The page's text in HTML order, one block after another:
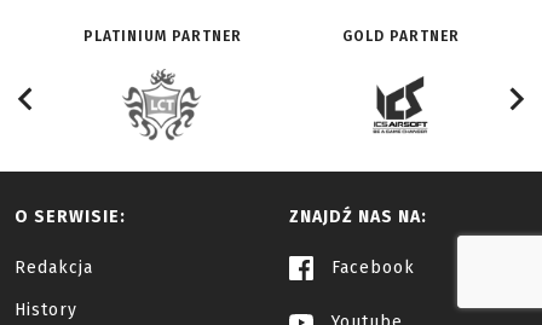
PLATINIUM PARTNER GOLD PARTNER
O SERWISIE:
Redakcja
History
ZNAJDŹ NAS NA:
Facebook